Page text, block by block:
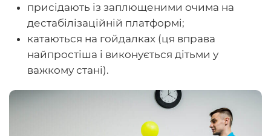
присідають із заплющеними очима на
дестабілізаційній платформі;
катаються на гойдалках (ця вправа
найпростіша і виконується дітьми у
важкому стані).